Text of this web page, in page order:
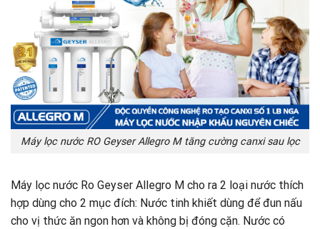
Máy lọc nước RO Geyser Allegro M tăng cường canxi sau lọc
Máy lọc nước Ro Geyser Allegro M cho ra 2 loại nước thích
hợp dùng cho 2 mục đích: Nước tinh khiết dùng để đun nấu
cho vị thức ăn ngon hơn và không bị đóng cặn. Nước có